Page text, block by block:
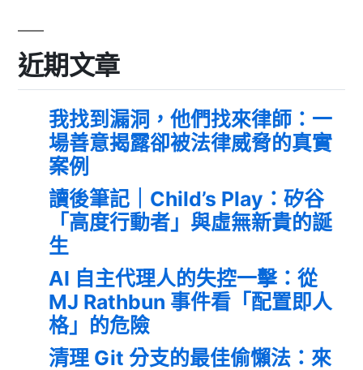
近期文章
我找到漏洞，他們找來律師：一
場善意揭露卻被法律威脅的真實
案例
讀後筆記｜Child’s Play：矽谷
「高度行動者」與虛無新貴的誕
生
AI 自主代理人的失控一擊：從
MJ Rathbun 事件看「配置即人
格」的危險
清理 Git 分支的最佳偷懶法：來